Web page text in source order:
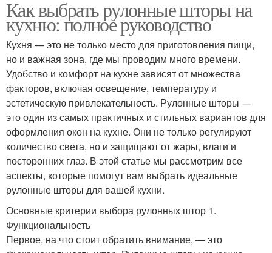
Как выбрать рулонные шторы на
кухню: полное руководство
Кухня — это не только место для приготовления пищи,
но и важная зона, где мы проводим много времени.
Удобство и комфорт на кухне зависят от множества
факторов, включая освещение, температуру и
эстетическую привлекательность. Рулонные шторы —
это один из самых практичных и стильных вариантов для
оформления окон на кухне. Они не только регулируют
количество света, но и защищают от жары, влаги и
посторонних глаз. В этой статье мы рассмотрим все
аспекты, которые помогут вам выбрать идеальные
рулонные шторы для вашей кухни.
Основные критерии выбора рулонных штор 1.
Функциональность
Первое, на что стоит обратить внимание, — это